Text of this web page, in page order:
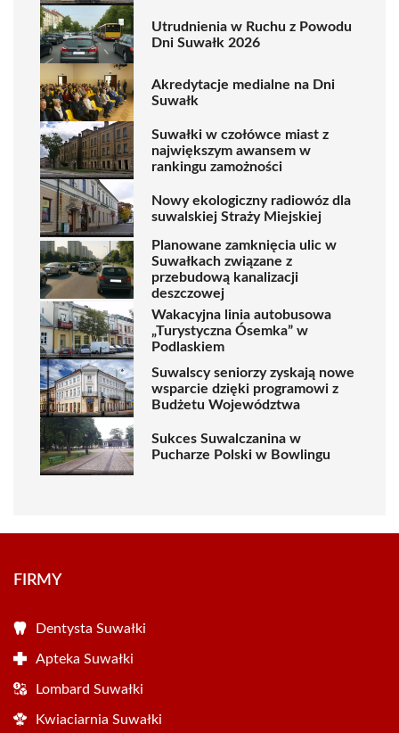
Utrudnienia w Ruchu z Powodu
Dni Suwałk 2026
Akredytacje medialne na Dni
Suwałk
Suwałki w czołówce miast z
największym awansem w
rankingu zamożności
Nowy ekologiczny radiowóz dla
suwalskiej Straży Miejskiej
Planowane zamknięcia ulic w
Suwałkach związane z
przebudową kanalizacji
deszczowej
Wakacyjna linia autobusowa
„Turystyczna Ósemka” w
Podlaskiem
Suwalscy seniorzy zyskają nowe
wsparcie dzięki programowi z
Budżetu Województwa
Sukces Suwalczanina w
Pucharze Polski w Bowlingu
FIRMY
Dentysta Suwałki
Apteka Suwałki
Lombard Suwałki
Kwiaciarnia Suwałki